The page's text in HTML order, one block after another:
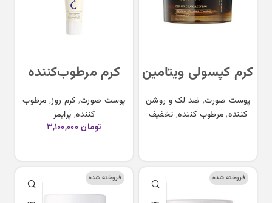
کرم کپسولی ویتامین
سی مدیکیوب
medicube Deep
پوست صورت, ضد لک و روشن
کننده,مرطوب کننده, تخفیف
کرم مرطوب‌کننده
چندمنظوره
امبریولیس
Embryolisse Lait
Multi Function
پوست صورت, کرم روز, مرطوب
کننده, پرایمر
۳,۱۰۰,۰۰۰تومان
فروخته شده فروخته شده